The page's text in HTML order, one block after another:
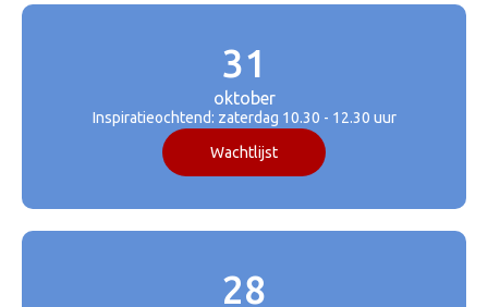
31
oktober
Inspiratieochtend: zaterdag 10.30 - 12.30 uur
Wachtlijst
28